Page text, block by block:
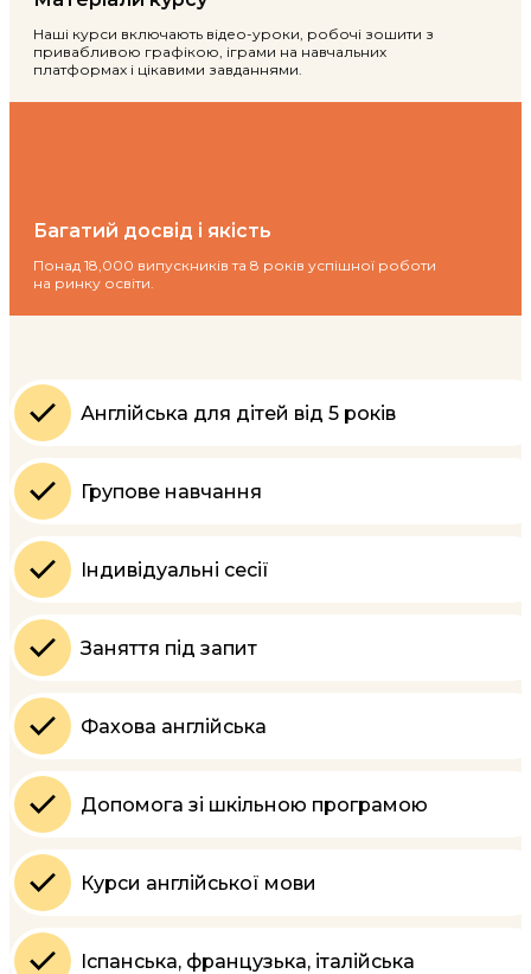
Багатий досвід і якість
Понад 18,000 випускників та 8 років успішної роботи
на ринку освіти.
Наші курси включають відео-уроки, робочі зошити з
привабливою графікою, іграми на навчальних
платформах і цікавими завданнями.
Англійська для дітей від 5 років
Групове навчання
Індивідуальні сесії
Заняття під запит
Фахова англійська
Допомога зі шкільною програмою
Курси англійської мови
Іспанська, французька, італійська